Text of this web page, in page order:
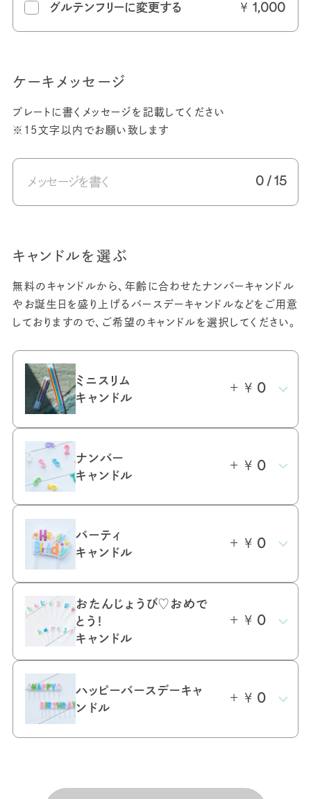
グルテンフリーに変更する ￥ 1,000
ケーキメッセージ
プレートに書くメッセージを記載してください
※15文字以内でお願い致します
0/ 15
キャンドルを選ぶ
無料のキャンドルから、年齢に合わせたナンバーキャンドル
やお誕生日を盛り上げるバースデーキャンドルなどをご用意
しておりますので、ご希望のキャンドルを選択してください。
ミニスリム
キャンドル
＋ ¥ 0
ナンバー
キャンドル
＋ ¥ 0
パーティ
キャンドル
＋ ¥ 0
おたんじょうび♡おめで
とう！
キャンドル
＋ ¥ 0
ハッピーバースデーキャ
ンドル
＋ ¥ 0